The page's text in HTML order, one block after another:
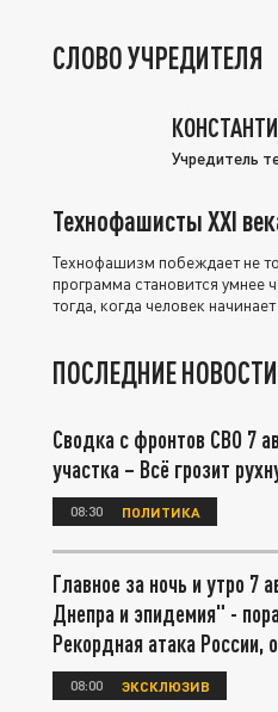
СЛОВО УЧРЕДИТЕЛЯ
Учредитель
Технофашисты XXI
Технофашизм побеждает не
программа становится умнее
тогда, когда человек
ПОСЛЕДНИЕ НОВОСТИ
Сводка с фронтов СВО 7
участка – Всё грозит
08:30 ПОЛИТИКА
Главное за ночь и утро 7
Днепра и эпидемия" -
Рекордная атака России,
08:00 ЭКСКЛЮЗИВ